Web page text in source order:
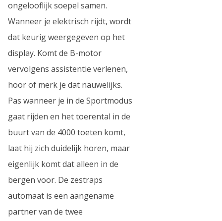
ongelooflijk soepel samen.
Wanneer je elektrisch rijdt, wordt
dat keurig weergegeven op het
display. Komt de B-motor
vervolgens assistentie verlenen,
hoor of merk je dat nauwelijks.
Pas wanneer je in de Sportmodus
gaat rijden en het toerental in de
buurt van de 4000 toeten komt,
laat hij zich duidelijk horen, maar
eigenlijk komt dat alleen in de
bergen voor. De zestraps
automaat is een aangename
partner van de twee